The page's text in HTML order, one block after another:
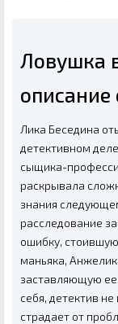
Ловушка
Лика Беседина
детективном
сыщика-
раскрывала
знания
расследование
ошибку,
маньяка,
заставляющую ее
себя, детектив
страдает от